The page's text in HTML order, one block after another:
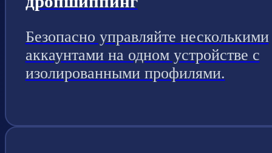
Безопасно управляйте несколькими
аккаунтами на одном устройстве с
изолированными профилями.